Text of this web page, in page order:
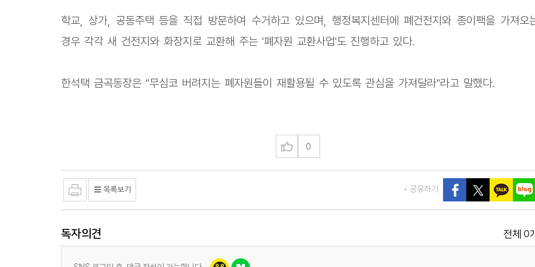
학교, 상가, 공동주택 등을 직접 방문하여 수거하고 있으며, 행정복지센터에 폐건전지와 종이팩을 가져오
경우 각각 새 건전지와 화장지로 교환해 주는 '폐자원 교환사업'도 진행하고 있다.
한석택 금곡동장은 "무심코 버려지는 폐자원들이 재활용될 수 있도록 관심을 가져달라"라고 말했다.
0
공유하기
독자의견 전체 0